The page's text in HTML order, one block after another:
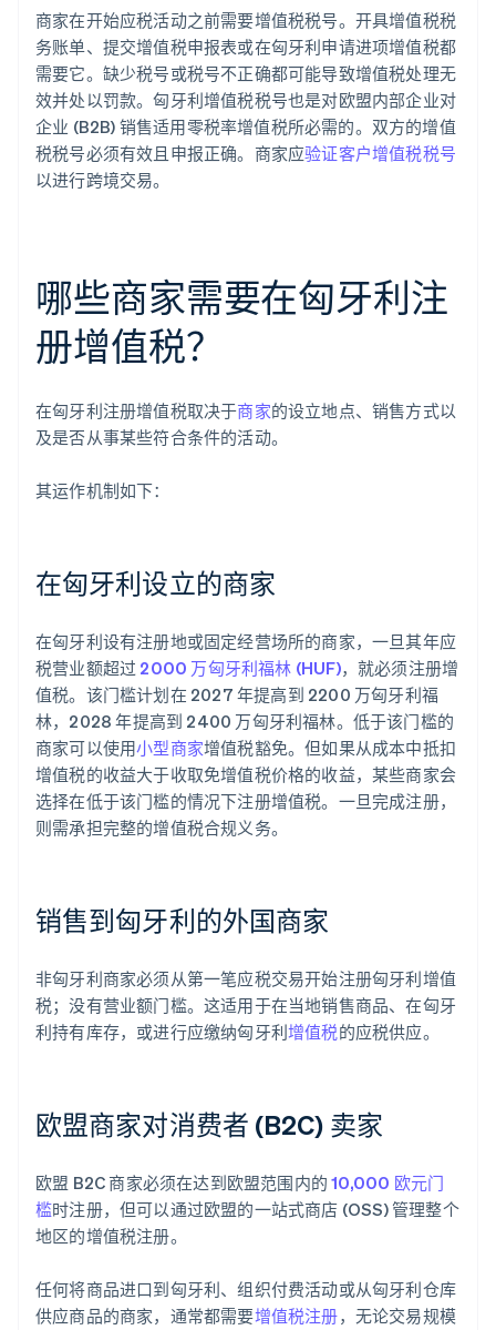
商家在开始应税活动之前需要增值税税号。开具增值税税
务账单、提交增值税申报表或在匈牙利申请进项增值税都
需要它。缺少税号或税号不正确都可能导致增值税处理无
效并处以罚款。匈牙利增值税税号也是对欧盟内部企业对
企业 (B2B) 销售适用零税率增值税所必需的。双方的增值
税税号必须有效且申报正确。商家应验证客户增值税税号
以进行跨境交易。
哪些商家需要在匈牙利注
册增值税？
在匈牙利注册增值税取决于商家的设立地点、销售方式以
及是否从事某些符合条件的活动。
其运作机制如下：
在匈牙利设立的商家
在匈牙利设有注册地或固定经营场所的商家，一旦其年应
税营业额超过 2000 万匈牙利福林 (HUF)，就必须注册增
值税。该门槛计划在 2027 年提高到 2200 万匈牙利福
林，2028 年提高到 2400 万匈牙利福林。低于该门槛的
商家可以使用小型商家增值税豁免。但如果从成本中抵扣
增值税的收益大于收取免增值税价格的收益，某些商家会
选择在低于该门槛的情况下注册增值税。一旦完成注册，
则需承担完整的增值税合规义务。
销售到匈牙利的外国商家
非匈牙利商家必须从第一笔应税交易开始注册匈牙利增值
税；没有营业额门槛。这适用于在当地销售商品、在匈牙
利持有库存，或进行应缴纳匈牙利增值税的应税供应。
欧盟商家对消费者 (B2C) 卖家
欧盟 B2C 商家必须在达到欧盟范围内的10,000 欧元门
槛时注册，但可以通过欧盟的一站式商店 (OSS) 管理整个
地区的增值税注册。
任何将商品进口到匈牙利、组织付费活动或从匈牙利仓库
供应商品的商家，通常都需要增值税注册，无论交易规模